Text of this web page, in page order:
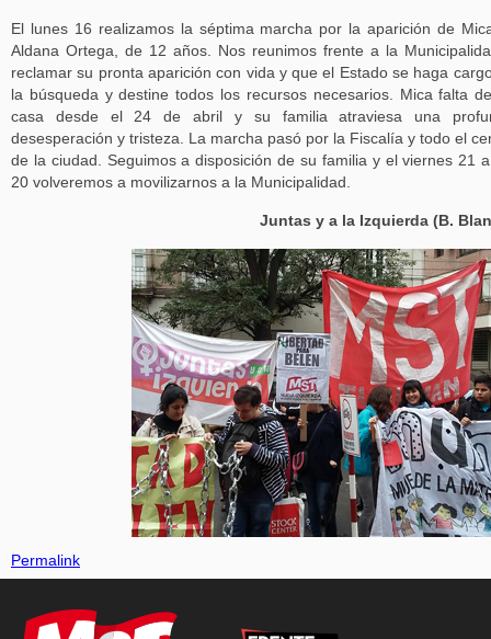
El lunes 16 realizamos la séptima marcha por la aparición de
Aldana Ortega, de 12 años. Nos reunimos frente a la
reclamar su pronta aparición con vida y que el Estado se haga
la búsqueda y destine todos los recursos necesarios. Mica falta
casa desde el 24 de abril y su familia atraviesa una
desesperación y tristeza. La marcha pasó por la Fiscalía y todo el
de la ciudad. Seguimos a disposición de su familia y el viernes 21
20 volveremos a movilizarnos a la Municipalidad.
Juntas y a la Izquierda (B.
Permalink